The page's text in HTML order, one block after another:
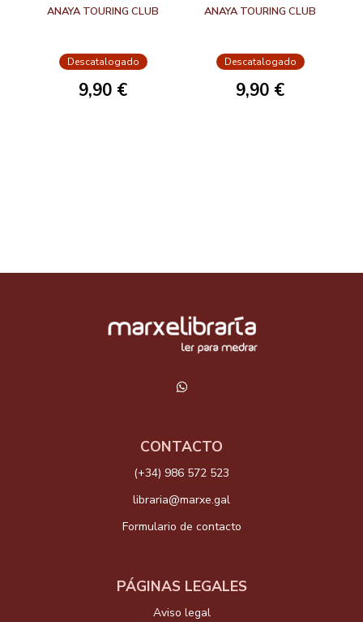
ANAYA TOURING CLUB
Descatalogado
9,90 €
ANAYA TOURING CLUB
Descatalogado
9,90 €
CONTACTO
(+34) 986 572 523
libraria@marxe.gal
Formulario de contacto
PÁGINAS LEGALES
Aviso legal